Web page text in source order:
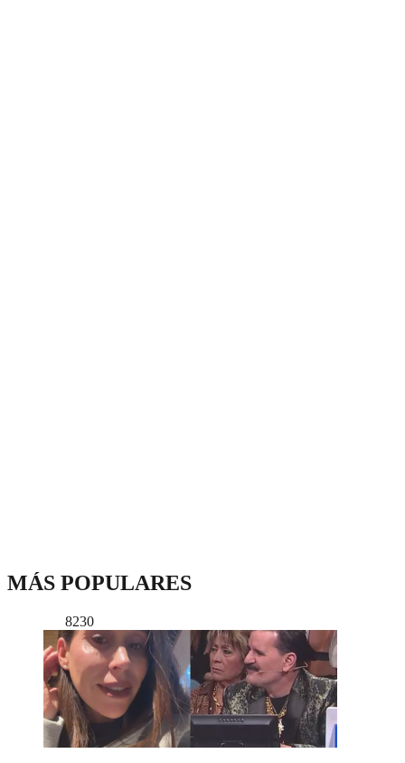
MÁS POPULARES
8230